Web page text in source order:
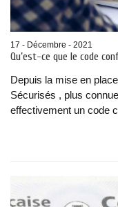
17 - Décembre - 2021
Qu’est-ce que le code
Depuis la mise en
Sécurisés , plus
effectivement un code